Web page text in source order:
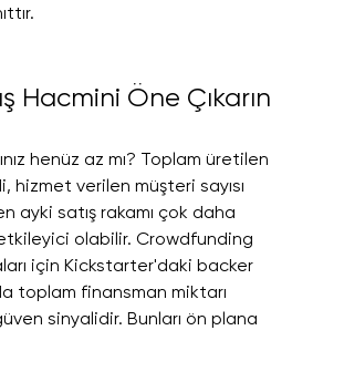
Hacmini Öne Çıkarın
henüz az mı? Toplam üretilen
hizmet verilen müşteri sayısı
ayki satış rakamı çok daha
olabilir. Crowdfunding
için Kickstarter'daki backer
toplam finansman miktarı
sinyalidir. Bunları ön plana